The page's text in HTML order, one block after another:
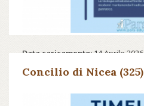
Data caricamento: 14 Aprile 2026
Concilio di Nicea (325)